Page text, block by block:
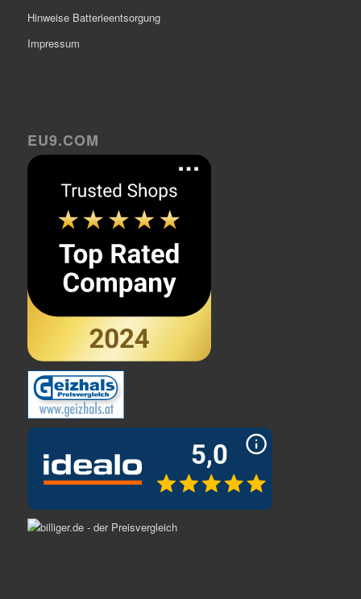
Hinweise Batterieentsorgung
Impressum
EU9.COM